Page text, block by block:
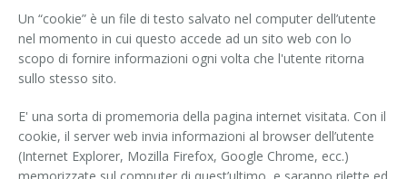
Un “cookie” è un file di testo salvato nel computer dell’utente
nel momento in cui questo accede ad un sito web con lo
scopo di fornire informazioni ogni volta che l'utente ritorna
sullo stesso sito.
E' una sorta di promemoria della pagina internet visitata. Con il
cookie, il server web invia informazioni al browser dell’utente
(Internet Explorer, Mozilla Firefox, Google Chrome, ecc.)